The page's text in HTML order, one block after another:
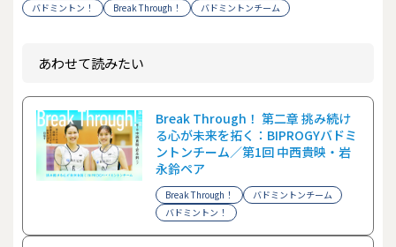
バドミントン！ Break Through！ バドミントンチーム
あわせて読みたい
Break Through！ 第二章 挑み続け
る心が未来を拓く：BIPROGYバドミ
ントンチーム／第1回 中西貴映・岩
永鈴ペア
Break Through！
バドミントンチーム
バドミントン！